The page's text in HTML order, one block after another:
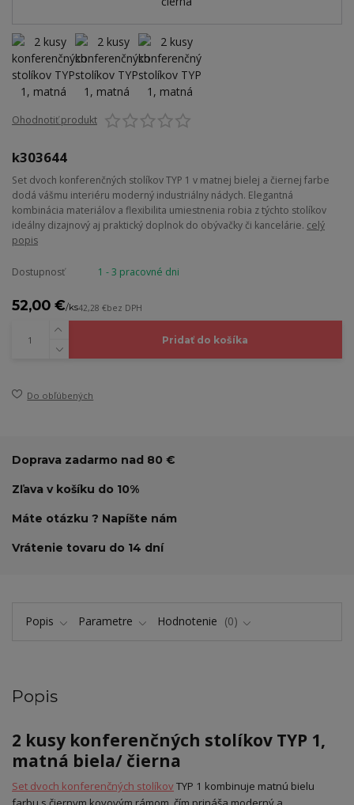
Ohodnotiť produkt
k303644
Set dvoch konferenčných stolíkov TYP 1 v matnej bielej a čiernej farbe
dodá vášmu interiéru moderný industriálny nádych. Elegantná
kombinácia materiálov a flexibilita umiestnenia robia z týchto stolíkov
ideálny dizajnový aj praktický doplnok do obývačky či kancelárie. celý
popis
Dostupnosť 1 - 3 pracovné dni
52,00 €/ks42,28 €bez DPH
Pridať do košíka
Do obľúbených
Doprava zadarmo nad 80 €
Zľava v košíku do 10%
Máte otázku ? Napíšte nám
Vrátenie tovaru do 14 dní
Popis Parametre Hodnotenie 0
Popis
2 kusy konferenčných stolíkov TYP 1,
matná biela/ čierna
Set dvoch konferenčných stolíkovTYP 1 kombinuje matnú bielu